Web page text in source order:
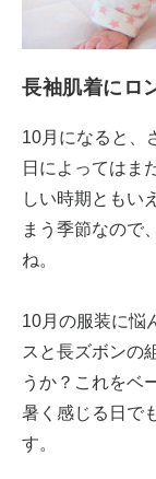
長袖肌着にロ
10月になると、
日によってはま
しい時期ともい
まう季節なので
ね。
10月の服装に悩
スと長ズボンの
うか？これをベ
暑く感じる日で
す。